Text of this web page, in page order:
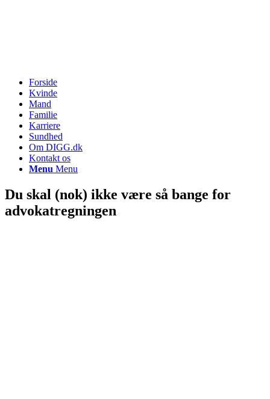
Forside
Kvinde
Mand
Familie
Karriere
Sundhed
Om DIGG.dk
Kontakt os
Menu Menu
Du skal (nok) ikke være så bange for
advokatregningen